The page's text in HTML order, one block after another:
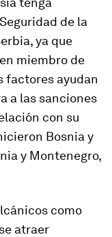
de la
ya que
miembro de
factores ayudan
a las sanciones
con su
Bosnia y
y Montenegro,
como
atraer